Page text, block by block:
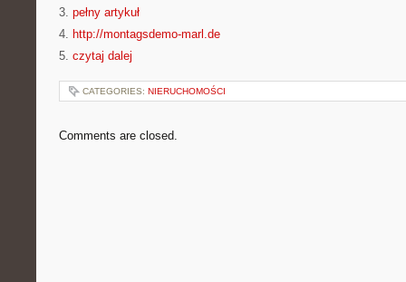
3. pełny artykuł
4. http://montagsdemo-marl.de
5. czytaj dalej
CATEGORIES: NIERUCHOMOŚCI
Comments are closed.